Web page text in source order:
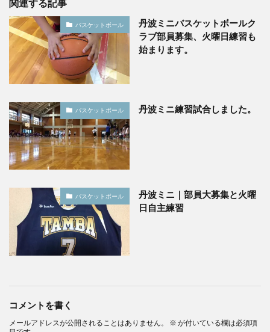
関連する記事
バスケットボール
丹波ミニバスケットボールク
ラブ部員募集、火曜日練習も
始まります。
バスケットボール 丹波ミニ練習試合しました。
バスケットボール
丹波ミニ｜部員大募集と火曜
日自主練習
コメントを書く
メールアドレスが公開されることはありません。 ※ が付いている欄は必須項